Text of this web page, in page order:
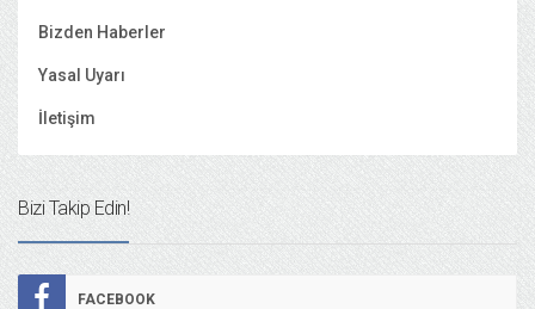
Bizden Haberler
Yasal Uyarı
İletişim
Bizi Takip Edin!
FACEBOOK